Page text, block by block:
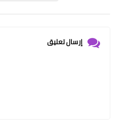
إرسال تعليق